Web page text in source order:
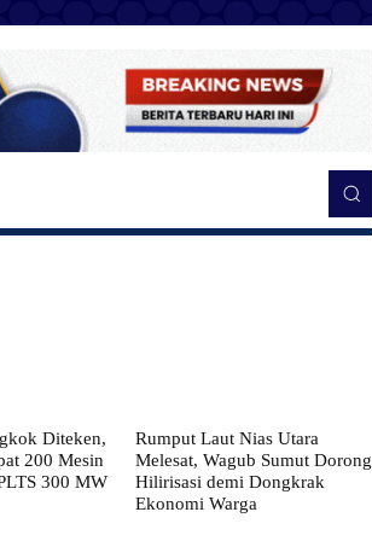
Diteken,
200 Mesin
300 MW
Rumput Laut Nias Utara
Melesat, Wagub Sumut Dorong
Hilirisasi demi Dongkrak
Ekonomi Warga